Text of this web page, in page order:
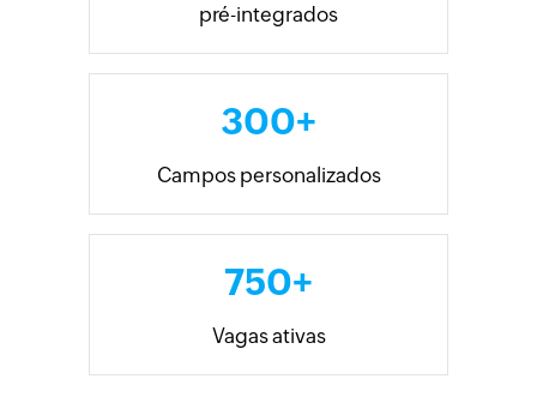
pré-integrados
300+
Campos personalizados
750+
Vagas ativas